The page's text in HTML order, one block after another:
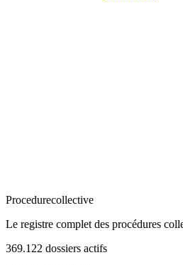
Procedurecollective
Le registre complet des procédures
369.122 dossiers actifs